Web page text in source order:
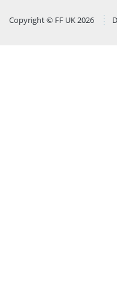
Copyright © FF UK 2026